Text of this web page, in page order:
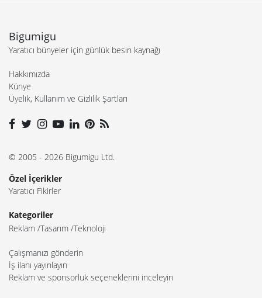
Bigumigu
Yaratıcı bünyeler için günlük besin kaynağı
Hakkımızda
Künye
Üyelik, Kullanım ve Gizlilik Şartları
© 2005 - 2026 Bigumigu Ltd.
Özel İçerikler
Yaratıcı Fikirler
Kategoriler
Reklam Tasarım Teknoloji
Çalışmanızı gönderin
İş ilanı yayınlayın
Reklam ve sponsorluk seçeneklerini inceleyin